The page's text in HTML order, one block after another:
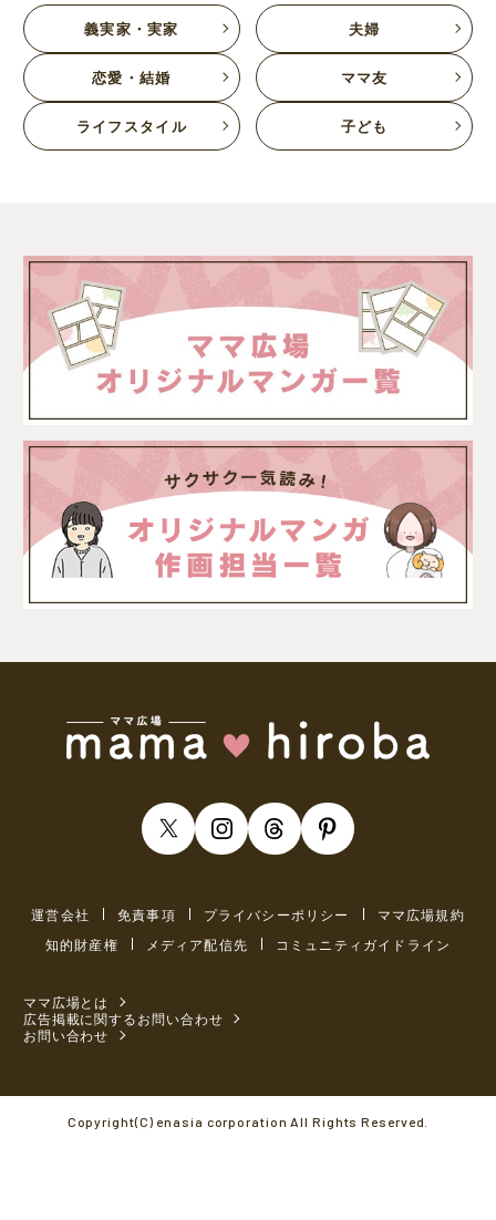
義実家・実家 夫婦
恋愛・結婚 ママ友
ライフスタイル 子ども
運営会社 免責事項 プライバシーポリシー
ママ広場規約
知的財産権
メディア配信先 コミュニティガイドライン
ママ広場とは
広告掲載に関するお問い合わせ
お問い合わせ
Copyright(C) enasia corporation All Rights Reserved.